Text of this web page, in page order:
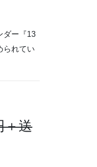
ダー『13
られてい
＋送